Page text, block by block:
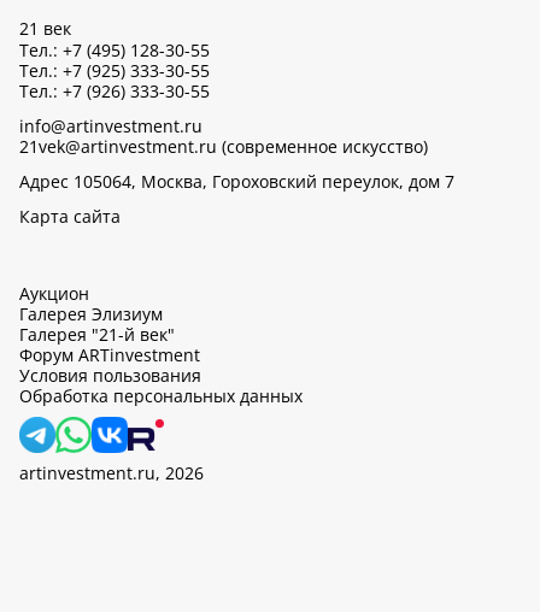
21 век
Тел.: +7 (495) 128-30-55
Тел.: +7 (925) 333-30-55
Тел.: +7 (926) 333-30-55
info@artinvestment.ru
21vek@artinvestment.ru (современное искусство)
Адрес 105064, Москва, Гороховский переулок, дом 7
Карта сайта
Аукцион
Галерея Элизиум
Галерея "21-й век"
Форум ARTinvestment
Условия пользования
Обработка персональных данных
artinvestment.ru, 2026